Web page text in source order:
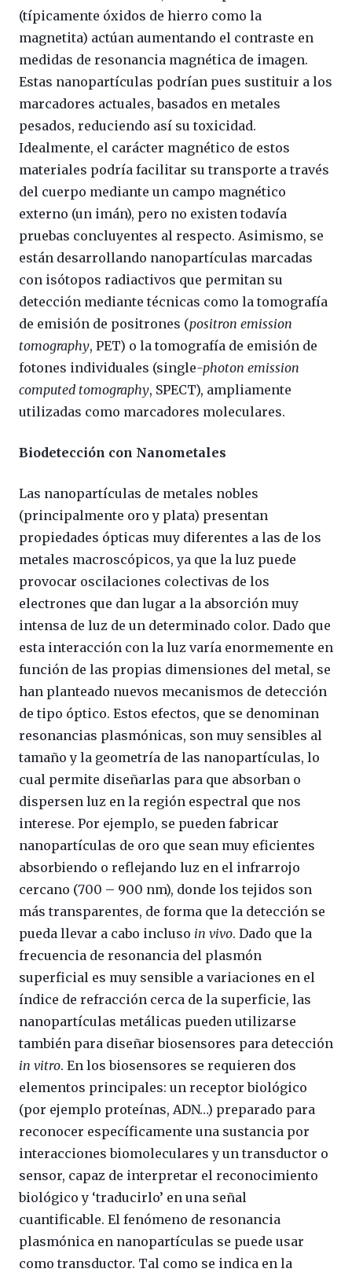
(típicamente óxidos de hierro como la
magnetita) actúan aumentando el contraste en
medidas de resonancia magnética de imagen.
Estas nanopartículas podrían pues sustituir a los
marcadores actuales, basados en metales
pesados, reduciendo así su toxicidad.
Idealmente, el carácter magnético de estos
materiales podría facilitar su transporte a través
del cuerpo mediante un campo magnético
externo (un imán), pero no existen todavía
pruebas concluyentes al respecto. Asimismo, se
están desarrollando nanopartículas marcadas
con isótopos radiactivos que permitan su
detección mediante técnicas como la tomografía
de emisión de positrones (positron emission
tomography, PET) o la tomografía de emisión de
fotones individuales (single-photon emission
computed tomography, SPECT), ampliamente
utilizadas como marcadores moleculares.
Biodetección con Nanometales
Las nanopartículas de metales nobles
(principalmente oro y plata) presentan
propiedades ópticas muy diferentes a las de los
metales macroscópicos, ya que la luz puede
provocar oscilaciones colectivas de los
electrones que dan lugar a la absorción muy
intensa de luz de un determinado color. Dado que
esta interacción con la luz varía enormemente en
función de las propias dimensiones del metal, se
han planteado nuevos mecanismos de detección
de tipo óptico. Estos efectos, que se denominan
resonancias plasmónicas, son muy sensibles al
tamaño y la geometría de las nanopartículas, lo
cual permite diseñarlas para que absorban o
dispersen luz en la región espectral que nos
interese. Por ejemplo, se pueden fabricar
nanopartículas de oro que sean muy eficientes
absorbiendo o reflejando luz en el infrarrojo
cercano (700 – 900 nm), donde los tejidos son
más transparentes, de forma que la detección se
pueda llevar a cabo incluso in vivo. Dado que la
frecuencia de resonancia del plasmón
superficial es muy sensible a variaciones en el
índice de refracción cerca de la superficie, las
nanopartículas metálicas pueden utilizarse
también para diseñar biosensores para detección
in vitro. En los biosensores se requieren dos
elementos principales: un receptor biológico
(por ejemplo proteínas, ADN…) preparado para
reconocer específicamente una sustancia por
interacciones biomoleculares y un transductor o
sensor, capaz de interpretar el reconocimiento
biológico y ‘traducirlo’ en una señal
cuantificable. El fenómeno de resonancia
plasmónica en nanopartículas se puede usar
como transductor. Tal como se indica en la